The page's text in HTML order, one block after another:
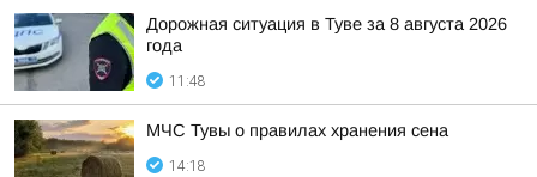
Дорожная ситуация в Туве за 8 августа 2026
года
11:48
МЧС Тувы о правилах хранения сена
14:18